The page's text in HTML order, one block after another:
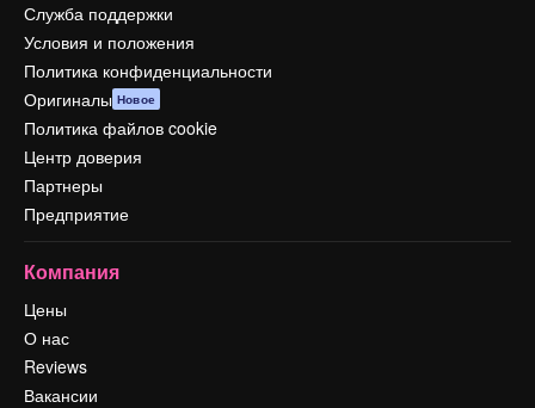
Служба поддержки
Условия и положения
Политика конфиденциальности
Оригиналы Новое
Политика файлов cookie
Центр доверия
Партнеры
Предприятие
Компания
Цены
О нас
Reviews
Вакансии